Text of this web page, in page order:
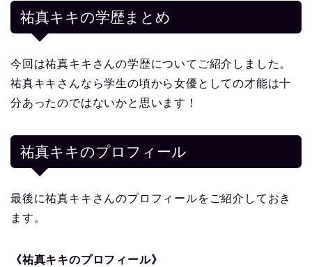
祐真キキの学歴まとめ
今回は祐真キキさんの学歴についてご紹介しました。
祐真キキさんなら学生の頃から女優としての才能は十
分あったのではないかと思います！
祐真キキのプロフィール
最後に祐真キキさんのプロフィールをご紹介しておき
ます。
《祐真キキのプロフィール》